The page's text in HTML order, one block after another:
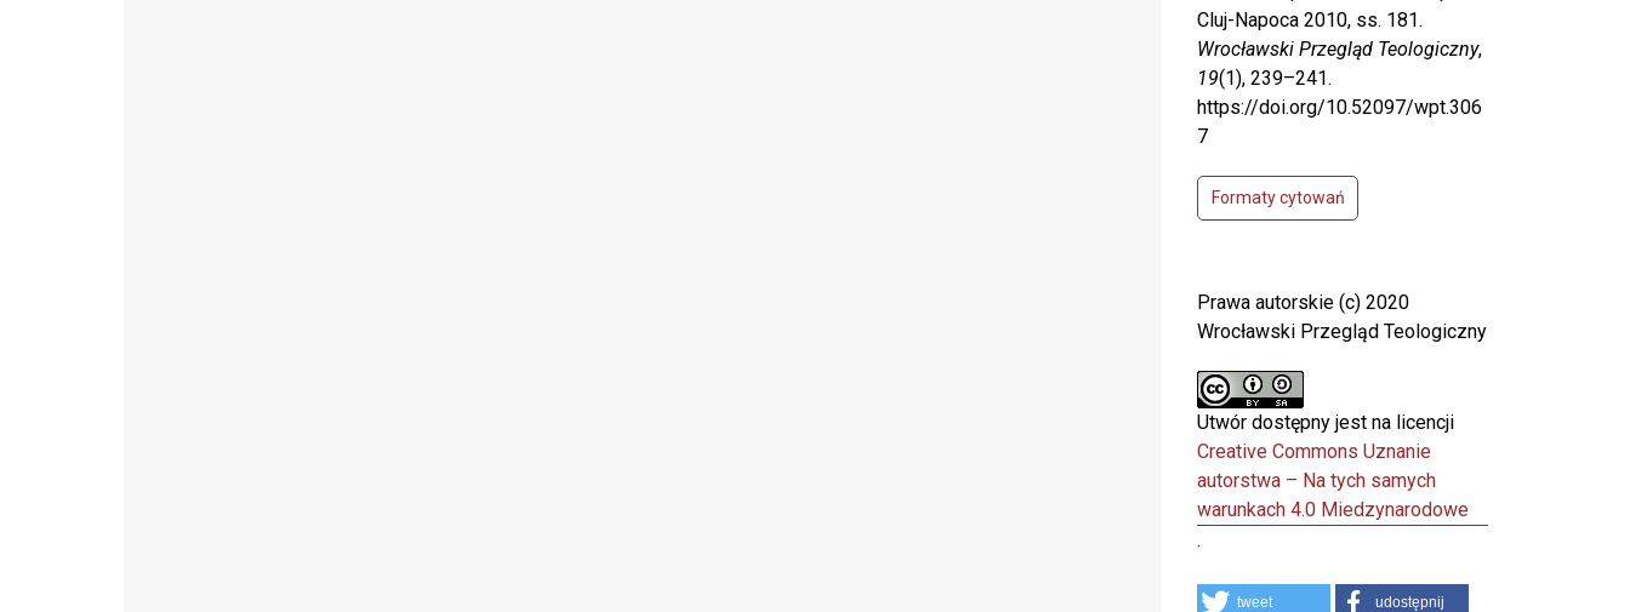
Cluj-Napoca 2010, ss. 181.
Wrocławski Przegląd Teologiczny,
19(1), 239–241.
https://doi.org/10.52097/wpt.306
7
Formaty cytowań
Prawa autorskie (c) 2020
Wrocławski Przegląd Teologiczny
Utwór dostępny jest na licencji
Creative Commons Uznanie
autorstwa – Na tych samych
warunkach 4.0 Miedzynarodowe
.
tweet udostępnij